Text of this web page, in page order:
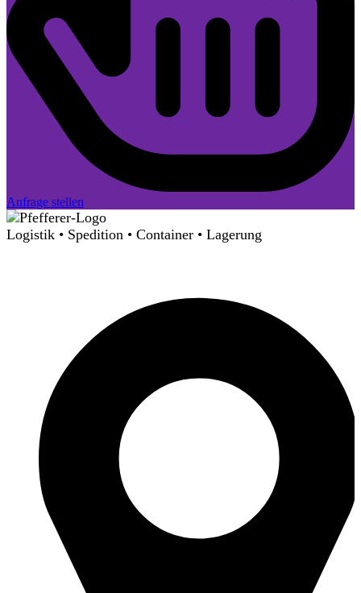
Anfrage stellen
Logistik • Spedition • Container • Lagerung